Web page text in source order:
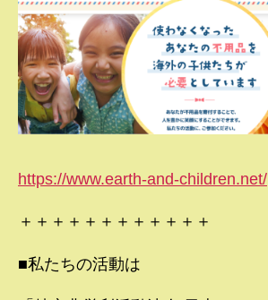
https://www.earth-and-children.net/
＋＋＋＋＋＋＋＋＋＋＋＋
■私たちの活動は